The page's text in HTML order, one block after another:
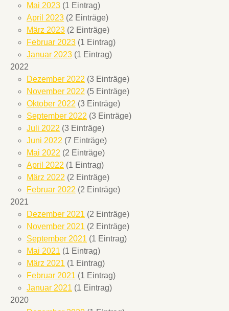
Mai 2023 (1 Eintrag)
April 2023 (2 Einträge)
März 2023 (2 Einträge)
Februar 2023 (1 Eintrag)
Januar 2023 (1 Eintrag)
2022
Dezember 2022 (3 Einträge)
November 2022 (5 Einträge)
Oktober 2022 (3 Einträge)
September 2022 (3 Einträge)
Juli 2022 (3 Einträge)
Juni 2022 (7 Einträge)
Mai 2022 (2 Einträge)
April 2022 (1 Eintrag)
März 2022 (2 Einträge)
Februar 2022 (2 Einträge)
2021
Dezember 2021 (2 Einträge)
November 2021 (2 Einträge)
September 2021 (1 Eintrag)
Mai 2021 (1 Eintrag)
März 2021 (1 Eintrag)
Februar 2021 (1 Eintrag)
Januar 2021 (1 Eintrag)
2020